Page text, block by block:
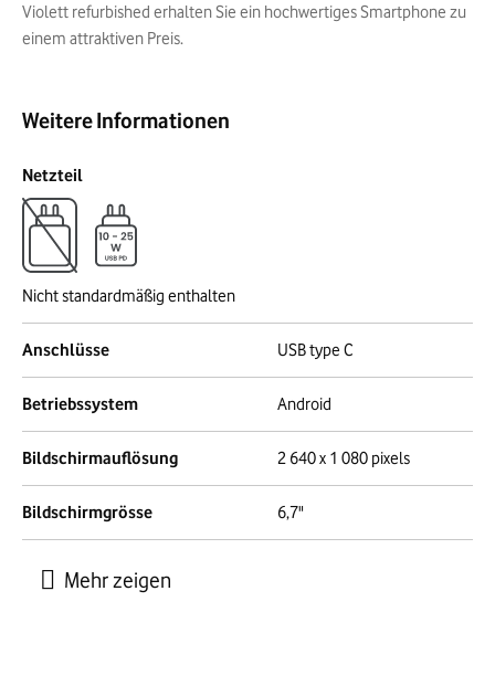
Violett refurbished erhalten Sie ein hochwertiges Smartphone zu
einem attraktiven Preis.
Weitere Informationen
Netzteil
Nicht standardmäßig enthalten
Anschlüsse USB type C
Betriebssystem Android
Bildschirmauflösung 2 640 x 1 080 pixels
Bildschirmgrösse 6,7"